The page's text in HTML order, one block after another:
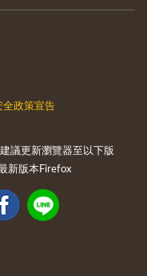
全政策宣告
議更新瀏覽器至以下版
新版本Firefox